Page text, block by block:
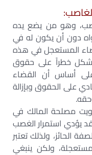
وهو من يضع يده
دون أن يكون له في
المستعجل في هذه
خطراً على حقوق
على أساس أن القضاء
على الحقوق وبإزالة
مصلحة المالك في
يؤدي استمرار الغصب
الحائز، ولذلك تعتبر
ولكن ينبغي